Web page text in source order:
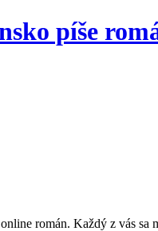
román. Každý z vás sa